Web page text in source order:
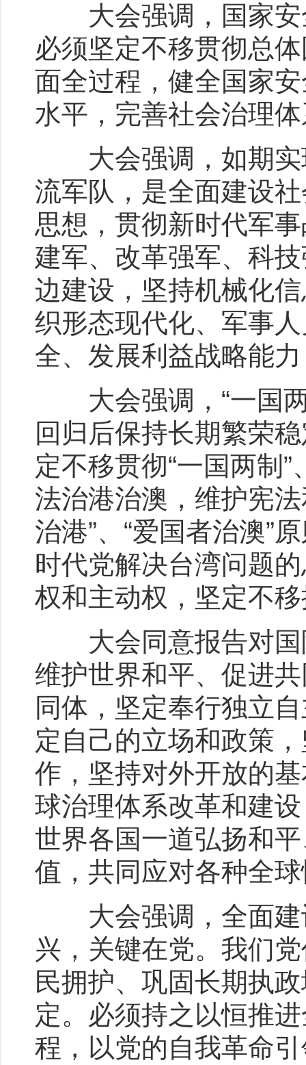
大会强调，国家安
必须坚定不移贯彻总
面全过程，健全国家
水平，完善社会治理
大会强调，如期实
流军队，是全面建设
思想，贯彻新时代军
建军、改革强军、科
边建设，坚持机械化
织形态现代化、军事
全、发展利益战略能
大会强调，“一国两
回归后保持长期繁荣
定不移贯彻“一国两制
法治港治澳，维护宪
治港”、“爱国者治澳”
时代党解决台湾问题
权和主动权，坚定不
大会同意报告对国
维护世界和平、促进
同体，坚定奉行独立
定自己的立场和政策
作，坚持对外开放的
球治理体系改革和建
世界各国一道弘扬和
值，共同应对各种全
大会强调，全面建
兴，关键在党。我们
民拥护、巩固长期执
定。必须持之以恒推
程，以党的自我革命